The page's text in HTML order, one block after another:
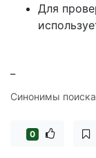
Для
Синонимы
0